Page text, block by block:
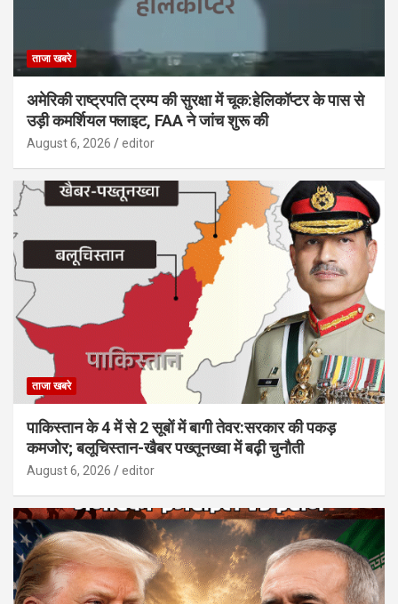
ताजा खबरे
अमेरिकी राष्ट्रपति ट्रम्प की सुरक्षा में चूक:हेलिकॉप्टर के पास से
उड़ी कमर्शियल फ्लाइट, FAA ने जांच शुरू की
August 6, 2026 editor
ताजा खबरे
पाकिस्तान के 4 में से 2 सूबों में बागी तेवर:सरकार की पकड़
कमजोर; बलूचिस्तान-खैबर पख्तूनख्वा में बढ़ी चुनौती
August 6, 2026 editor